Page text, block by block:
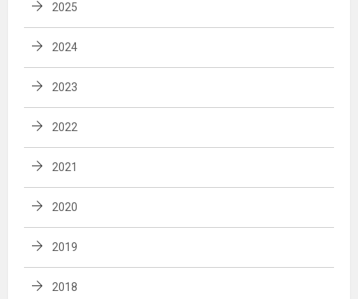
2025
2024
2023
2022
2021
2020
2019
2018